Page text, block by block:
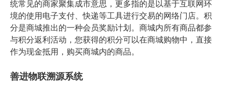
统常见的商家聚集成市意思，更多指的是以基于互联网环
境的使用电子支付、快递等工具进行交易的网络门店。积
分是商城推出的一种会员奖励计划。商城内所有商品都参
与积分返利活动，您获得的积分可以在商城购物中，直接
作为现金抵用，购买商城内的商品。
善进物联溯源系统